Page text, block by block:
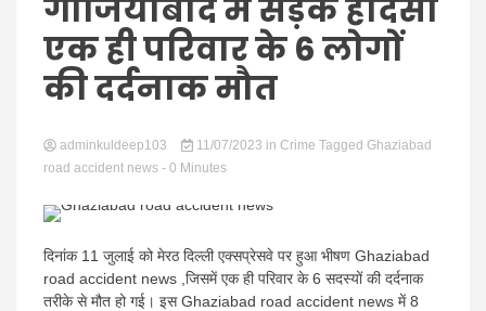
News
गाजियाबाद में सड़क हादसा
एक ही परिवार के 6 लोगों
की दर्दनाक मौत
adminkuldeep103 11/07/2023 in Crime Tagged Ghaziabad
road accident news - 0 Minutes
दिनांक 11 जुलाई को मेरठ दिल्ली एक्सप्रेसवे पर हुआ भीषण Ghaziabad
road accident news ,जिसमें एक ही परिवार के 6 सदस्यों की दर्दनाक
तरीके से मौत हो गई। इस Ghaziabad road accident news में 8